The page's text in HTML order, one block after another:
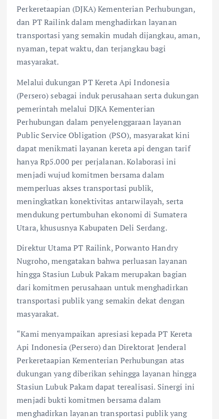
Perkeretaapian (DJKA) Kementerian Perhubungan,
dan PT Railink dalam menghadirkan layanan
transportasi yang semakin mudah dijangkau, aman,
nyaman, tepat waktu, dan terjangkau bagi
masyarakat.
Melalui dukungan PT Kereta Api Indonesia
(Persero) sebagai induk perusahaan serta dukungan
pemerintah melalui DJKA Kementerian
Perhubungan dalam penyelenggaraan layanan
Public Service Obligation (PSO), masyarakat kini
dapat menikmati layanan kereta api dengan tarif
hanya Rp5.000 per perjalanan. Kolaborasi ini
menjadi wujud komitmen bersama dalam
memperluas akses transportasi publik,
meningkatkan konektivitas antarwilayah, serta
mendukung pertumbuhan ekonomi di Sumatera
Utara, khususnya Kabupaten Deli Serdang.
Direktur Utama PT Railink, Porwanto Handry
Nugroho, mengatakan bahwa perluasan layanan
hingga Stasiun Lubuk Pakam merupakan bagian
dari komitmen perusahaan untuk menghadirkan
transportasi publik yang semakin dekat dengan
masyarakat.
“Kami menyampaikan apresiasi kepada PT Kereta
Api Indonesia (Persero) dan Direktorat Jenderal
Perkeretaapian Kementerian Perhubungan atas
dukungan yang diberikan sehingga layanan hingga
Stasiun Lubuk Pakam dapat terealisasi. Sinergi ini
menjadi bukti komitmen bersama dalam
menghadirkan layanan transportasi publik yang